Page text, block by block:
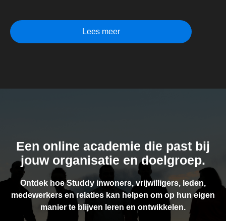
Lees meer
Een online academie die past bij
jouw organisatie en doelgroep.
Ontdek hoe Studdy inwoners, vrijwilligers, leden,
medewerkers en relaties kan helpen om op hun eigen
manier te blijven leren en ontwikkelen.